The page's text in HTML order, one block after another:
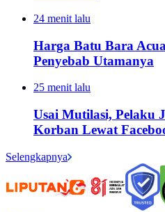
24 menit lalu
Harga Batu Bara
Penyebab Utamanya
25 menit lalu
Usai Mutilasi, Pelaku
Korban Lewat
Selengkapnya